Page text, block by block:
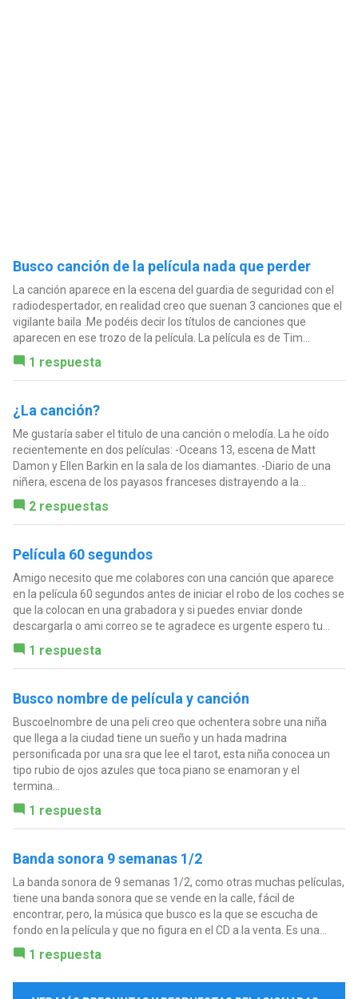
Busco canción de la película nada que perder
La canción aparece en la escena del guardia de seguridad con el
radiodespertador, en realidad creo que suenan 3 canciones que el
vigilante baila .Me podéis decir los títulos de canciones que
aparecen en ese trozo de la película. La película es de Tim...
1 respuesta
¿La canción?
Me gustaría saber el titulo de una canción o melodía. La he oído
recientemente en dos películas: -Oceans 13, escena de Matt
Damon y Ellen Barkin en la sala de los diamantes. -Diario de una
niñera, escena de los payasos franceses distrayendo a la...
2 respuestas
Película 60 segundos
Amigo necesito que me colabores con una canción que aparece
en la película 60 segundos antes de iniciar el robo de los coches se
que la colocan en una grabadora y si puedes enviar donde
descargarla o ami correo se te agradece es urgente espero tu...
1 respuesta
Busco nombre de película y canción
Buscoelnombre de una peli creo que ochentera sobre una niña
que llega a la ciudad tiene un sueño y un hada madrina
personificada por una sra que lee el tarot, esta niña conocea un
tipo rubio de ojos azules que toca piano se enamoran y el
termina...
1 respuesta
Banda sonora 9 semanas 1/2
La banda sonora de 9 semanas 1/2, como otras muchas películas,
tiene una banda sonora que se vende en la calle, fácil de
encontrar, pero, la música que busco es la que se escucha de
fondo en la película y que no figura en el CD a la venta. Es una...
1 respuesta